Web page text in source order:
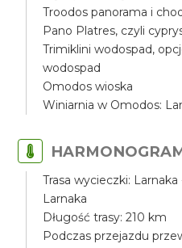
Troodos panorama i
Pano Platres, czyli
Trimiklini wodospad,
wodospad
Omodos wioska
Winiarnia w Omodos:
Trasa wycieczki:
Larnaka
Długość trasy: 210 km
Podczas przejazdu